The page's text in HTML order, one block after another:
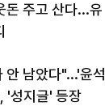
돈 주고 산다...유
안 남았다"...'윤석
'성지글' 등장